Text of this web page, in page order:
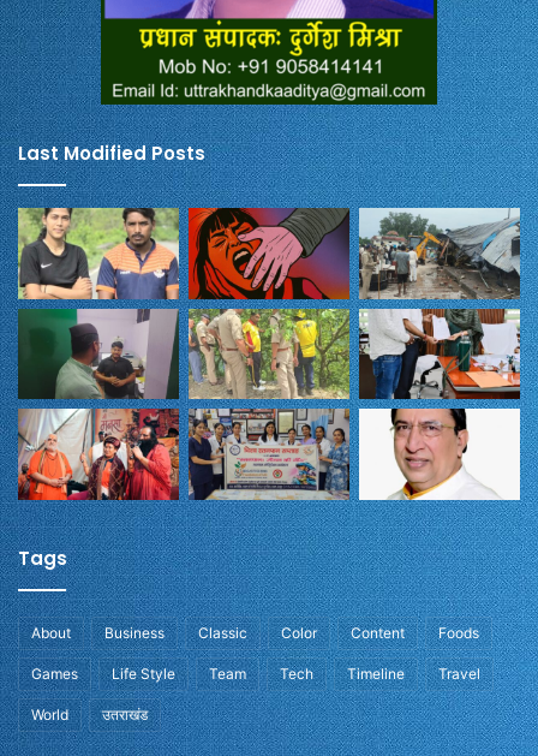
Last Modified Posts
Tags
About Business Classic Color Content Foods
Games Life Style Team Tech Timeline Travel
World उतराखंड